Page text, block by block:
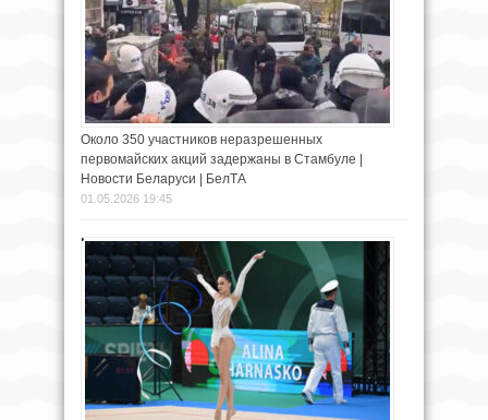
Около 350 участников неразрешенных
первомайских акций задержаны в Стамбуле |
Новости Беларуси | БелТА
01.05.2026 19:45